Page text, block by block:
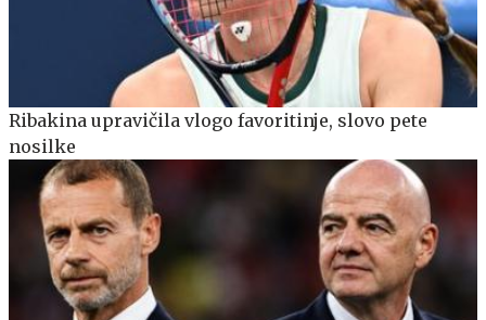
Ribakina upravičila vlogo favoritinje, slovo pete
nosilke